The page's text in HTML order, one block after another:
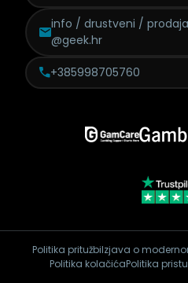
info / drustveni /
@geek.hr
+385998705760
Politika pritužbiIzjava o
Politika kolačićaPolitika